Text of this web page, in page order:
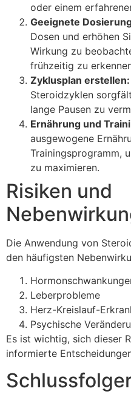
oder einem
Geeignete
Dosen und erhöhen
Wirkung zu
frühzeitig zu
Zyklusplan erstellen:
Steroidzyklen
lange Pausen zu
Ernährung und
ausgewogene
Trainingsprogramm,
zu maximieren.
Risiken und
Die Anwendung von
den häufigsten
Leberprobleme
Herz-Kreislauf-
Psychische
Es ist wichtig, sich dieser
informierte